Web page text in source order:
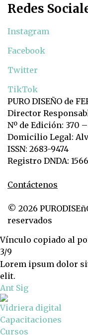
Redes
Instagram
Facebook
Twitter
TikTok
PURO DISEÑO de
Director
Nº de Edición: 370
Domicilio Legal:
ISSN: 2683-9474
Registro DNDA:
Contáctenos
© 2026
reservados
Vínculo copiado al
3/9
Lorem ipsum dolor
elit.
Ant Sig
Vidriera digital
Capacitaciones
Cursos